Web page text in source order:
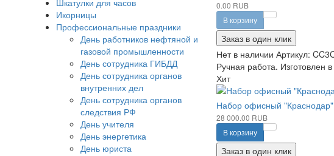
Шкатулки для часов
Икорницы
Профессиональные праздники
День работников нефтяной и
газовой промышленности
День сотрудника ГИБДД
День сотрудника органов
внутренних дел
День сотрудника органов
следствия РФ
День учителя
День энергетика
День юриста
0.00 RUB
В корзину
Заказ в один клик
Нет в наличии Артикул:
Ручная работа. Изготовлен
Хит
Набор офисный "Краснодар"
28 000.00 RUB
В корзину
Заказ в один клик